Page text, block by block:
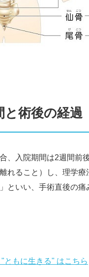
と術後の経過
、入院期間は2週間前
れること）し、理学
といい、手術直後の
もに生きる" はこちら